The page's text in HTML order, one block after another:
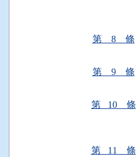
第 8 條
第 9 條
第 10 條
第 11 條